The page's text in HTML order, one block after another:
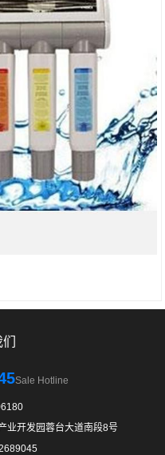
Sale Hotline
业开发园蓉台大道南段8号